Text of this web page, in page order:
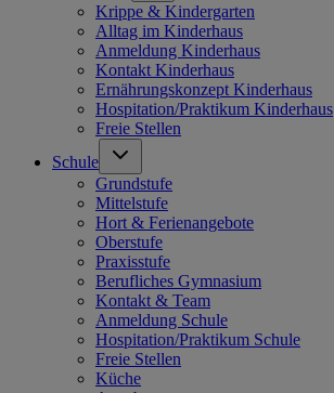
Krippe & Kindergarten
Alltag im Kinderhaus
Anmeldung Kinderhaus
Kontakt Kinderhaus
Ernährungskonzept Kinderhaus
Hospitation/Praktikum Kinderhaus
Freie Stellen
Schule
Grundstufe
Mittelstufe
Hort & Ferienangebote
Oberstufe
Praxisstufe
Berufliches Gymnasium
Kontakt & Team
Anmeldung Schule
Hospitation/Praktikum Schule
Freie Stellen
Küche